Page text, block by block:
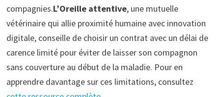
compagnies.L’Oreille attentive, une mutuelle
vétérinaire qui allie proximité humaine avec innovation
digitale, conseille de choisir un contrat avec un délai de
carence limité pour éviter de laisser son compagnon
sans couverture au début de la maladie. Pour en
apprendre davantage sur ces limitations, consultez